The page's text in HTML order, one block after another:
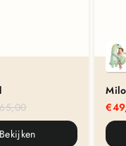
Bekijken